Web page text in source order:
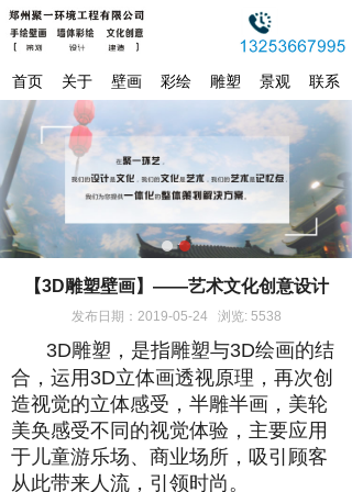
首页 关于 壁画 彩绘 雕塑 景观 联系
【3D雕塑壁画】——艺术文化创意设计
发布日期：2019-05-24 浏览: 5538
3D雕塑，是指雕塑与3D绘画的结
合，运用3D立体画透视原理，再次创
造视觉的立体感受，半雕半画，美轮
美奂感受不同的视觉体验，主要应用
于儿童游乐场、商业场所，吸引顾客
从此带来人流，引领时尚。